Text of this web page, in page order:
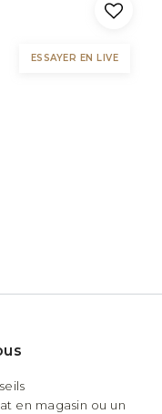
ESSAYER EN LIVE
en magasin ou un